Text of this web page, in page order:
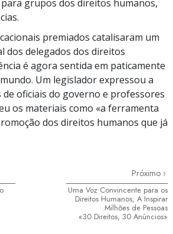
para grupos dos direitos humanos,
premiados catalisaram um
dos delegados dos direitos
é agora sentida em paticamente
Um legislador expressou a
oficiais do governo e professores
os materiais como «a ferramenta
dos direitos humanos que já
Próximo
Uma Voz Convincente para os
Direitos Humanos, A Inspirar
Milhões de Pessoas
«30 Direitos, 30 Anúncios»